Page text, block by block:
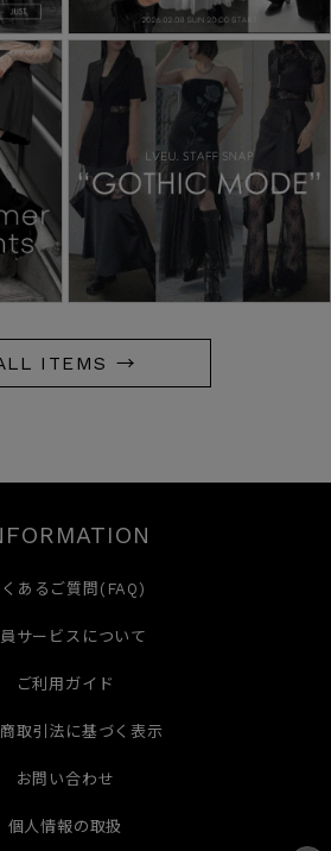
ITEMS →
くあるご質問(FAQ)
サービスについて
ご利用ガイド
取引法に基づく表示
お問い合わせ
個人情報の取扱